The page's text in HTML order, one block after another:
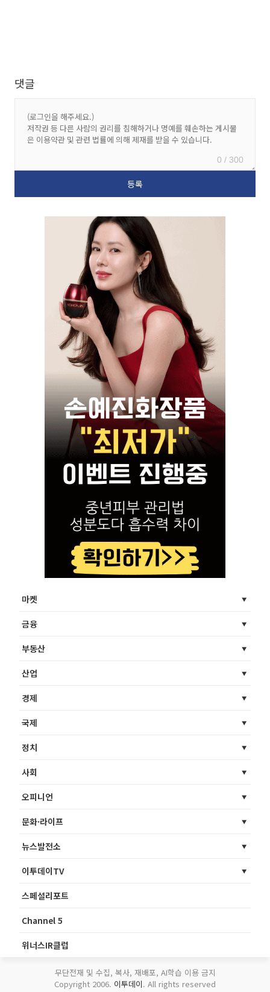
댓글
0 / 300
마켓
금융
부동산
산업
경제
국제
정치
사회
오피니언
문화·라이프
뉴스발전소
이투데이TV
스페셜리포트
Channel 5
위너스IR클럽
무단전재 및 수집, 복사, 재배포, AI학습 이용 금지
Copyright 2006. 이투데이. All rights reserved